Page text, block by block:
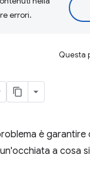
errori.
Questa
è
a cosa